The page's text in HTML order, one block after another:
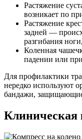
Растяжение
возникает по
Растяжение
задней —
разгибания
Коленная
падении или
Для профилактики
нередко используют
бандажи,
Клиническая